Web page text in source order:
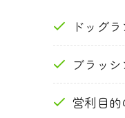
ドッグ
ブラッ
営利目